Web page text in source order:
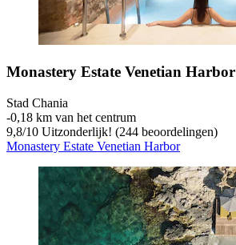
Monastery Estate Venetian Harbor
Stad Chania
‐0,18 km van het centrum
9,8/10 Uitzonderlijk! (244 beoordelingen)
Monastery Estate Venetian Harbor